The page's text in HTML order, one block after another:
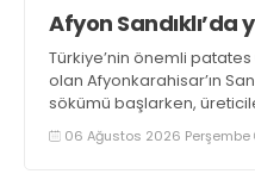
Afyon Sandıklı’da
Türkiye’nin önemli
olan Afyonkarahisar’ın
sökümü başlarken,
yaklaşık 2 ay olması ve
Sandıklı patatesinin daha
06 Ağustos 2026 Perşembe